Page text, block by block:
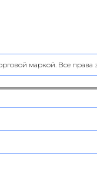
маркой. Все